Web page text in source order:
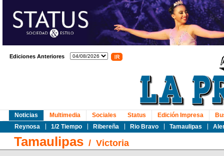
Ediciones Anteriores
Noticias
Reynosa
1/2 Tiempo Ribereña Rio Bravo Tamaulipas
Multimedia Sociales Status Edición Impresa
Tamaulipas / Victoria